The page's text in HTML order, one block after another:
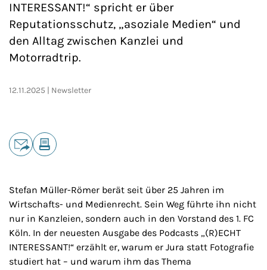
INTERESSANT!“ spricht er über
Reputationsschutz, „asoziale Medien“ und
den Alltag zwischen Kanzlei und
Motorradtrip.
12.11.2025 Newsletter
Teilen
Stefan Müller-Römer berät seit über 25 Jahren im
Wirtschafts- und Medienrecht. Sein Weg führte ihn nicht
nur in Kanzleien, sondern auch in den Vorstand des 1. FC
Köln. In der neuesten Ausgabe des Podcasts „(R)ECHT
INTERESSANT!“ erzählt er, warum er Jura statt Fotografie
studiert hat – und warum ihm das Thema